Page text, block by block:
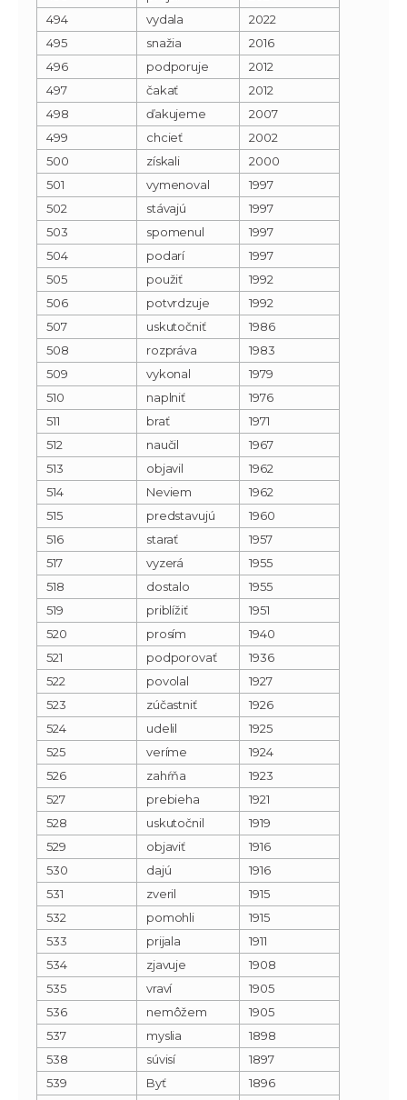
494
vydala
2022
495
snažia
2016
496
podporuje
2012
497
čakať
2012
498
ďakujeme
2007
499
chcieť
2002
500
získali
2000
501
vymenoval
1997
502
stávajú
1997
503
spomenul
1997
504
podarí
1997
505
použiť
1992
506
potvrdzuje
1992
507
uskutočniť
1986
508
rozpráva
1983
509
vykonal
1979
510
naplniť
1976
511
brať
1971
512
naučil
1967
513
objavil
1962
514
Neviem
1962
515
predstavujú
1960
516
starať
1957
517
vyzerá
1955
518
dostalo
1955
519
priblížiť
1951
520
prosím
1940
521
podporovať
1936
522
povolal
1927
523
zúčastniť
1926
524
udelil
1925
525
veríme
1924
526
zahŕňa
1923
527
prebieha
1921
528
uskutočnil
1919
529
objaviť
1916
530
dajú
1916
531
zveril
1915
532
pomohli
1915
533
prijala
1911
534
zjavuje
1908
535
vraví
1905
536
nemôžem
1905
537
myslia
1898
538
súvisí
1897
539
Byť
1896